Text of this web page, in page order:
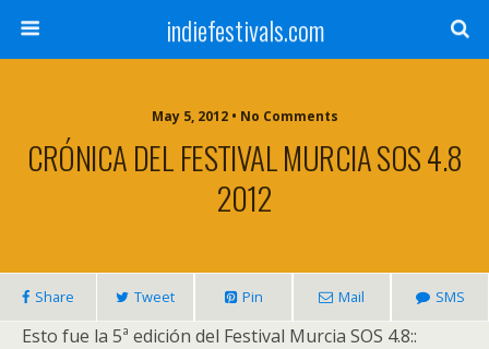
indiefestivals.com
May 5, 2012 • No Comments
CRÓNICA DEL FESTIVAL MURCIA SOS 4.8
2012
Share Tweet Pin Mail SMS
Esto fue la 5ª edición del Festival Murcia SOS 4.8::